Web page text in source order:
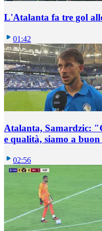
L'Atalanta fa tre gol
01:42
Atalanta, Samardzic:
e qualità, siamo a
02:56